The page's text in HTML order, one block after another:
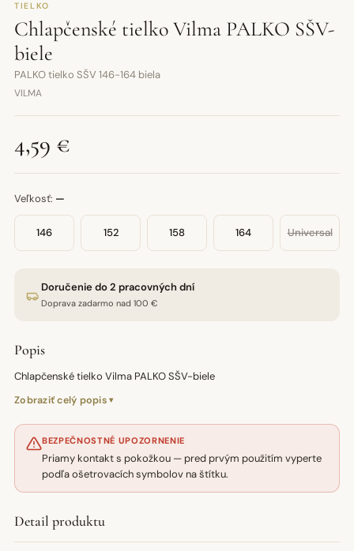
TIELKO
Chlapčenské tielko Vilma PALKO SŠV-
biele
PALKO tielko SŠV 146-164 biela
VILMA
4,59 €
Veľkosť: —
146 152 158 164 Universal
Doručenie do 2 pracovných dní
Doprava zadarmo nad 100 €
Popis
Chlapčenské tielko Vilma PALKO SŠV-biele
Zobraziť celý popis
BEZPEČNOSTNÉ UPOZORNENIE
Priamy kontakt s pokožkou — pred prvým použitím vyperte
podľa ošetrovacích symbolov na štítku.
Detail produktu